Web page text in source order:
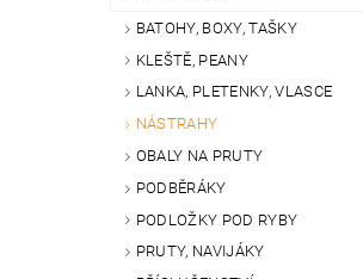
BATOHY, BOXY, TAŠKY
KLEŠTĚ, PEANY
LANKA, PLETENKY, VLASCE
NÁSTRAHY
OBALY NA PRUTY
PODBĚRÁKY
PODLOŽKY POD RYBY
PRUTY, NAVIJÁKY